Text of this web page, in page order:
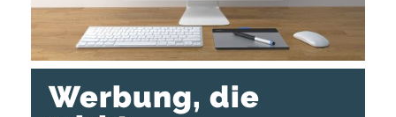
Werbung, die